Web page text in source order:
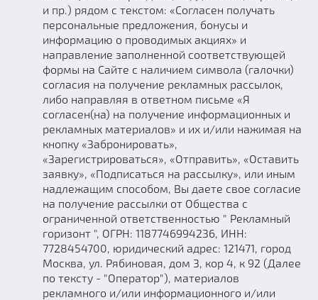
Как подсчитываются рейтинги
Призы
Новости
Добавить квест
Партнерам
и пр.) рядом с текстом: «Согласен получать
персональные предложения, бонусы и
информацию о проводимых акциях» и
направление заполненной соответствующей
формы на Сайте с наличием символа (галочки)
согласия на получение рекламных рассылок,
либо направляя в ответном письме «Я
согласен(на) на получение информационных и
рекламных материалов» и их и/или нажимая на
кнопку «Забронировать»,
«Зарегистрироваться», «Отправить», «Оставить
заявку», «Подписаться на рассылку», или иным
надлежащим способом, Вы даете свое согласие
на получение рассылки от Общества с
ограниченной ответственностью " Рекламный
горизонт ", ОГРН: 1187746994236, ИНН:
7728454700, юридический адрес: 121471, город
Москва, ул. Рябиновая, дом 3, кор 4, к 92 (Далее
по тексту - "Оператор"), материалов
рекламного и/или информационного и/или